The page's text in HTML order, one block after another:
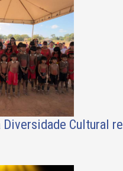
Diversidade Cultural